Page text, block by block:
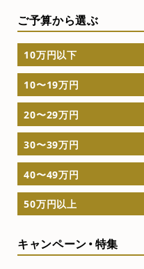
ご予算から選ぶ
10万円以下
10〜19万円
20〜29万円
30〜39万円
40〜49万円
50万円以上
キャンペーン・特集